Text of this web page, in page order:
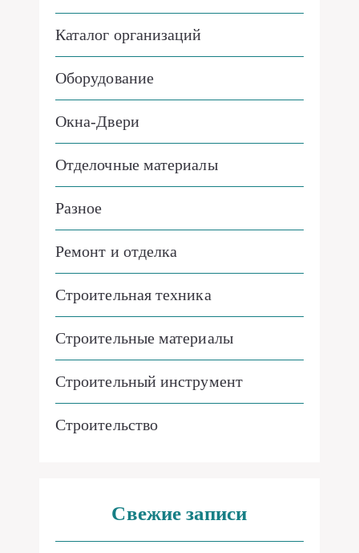
Каталог организаций
Оборудование
Окна-Двери
Отделочные материалы
Разное
Ремонт и отделка
Строительная техника
Строительные материалы
Строительный инструмент
Строительство
Свежие записи